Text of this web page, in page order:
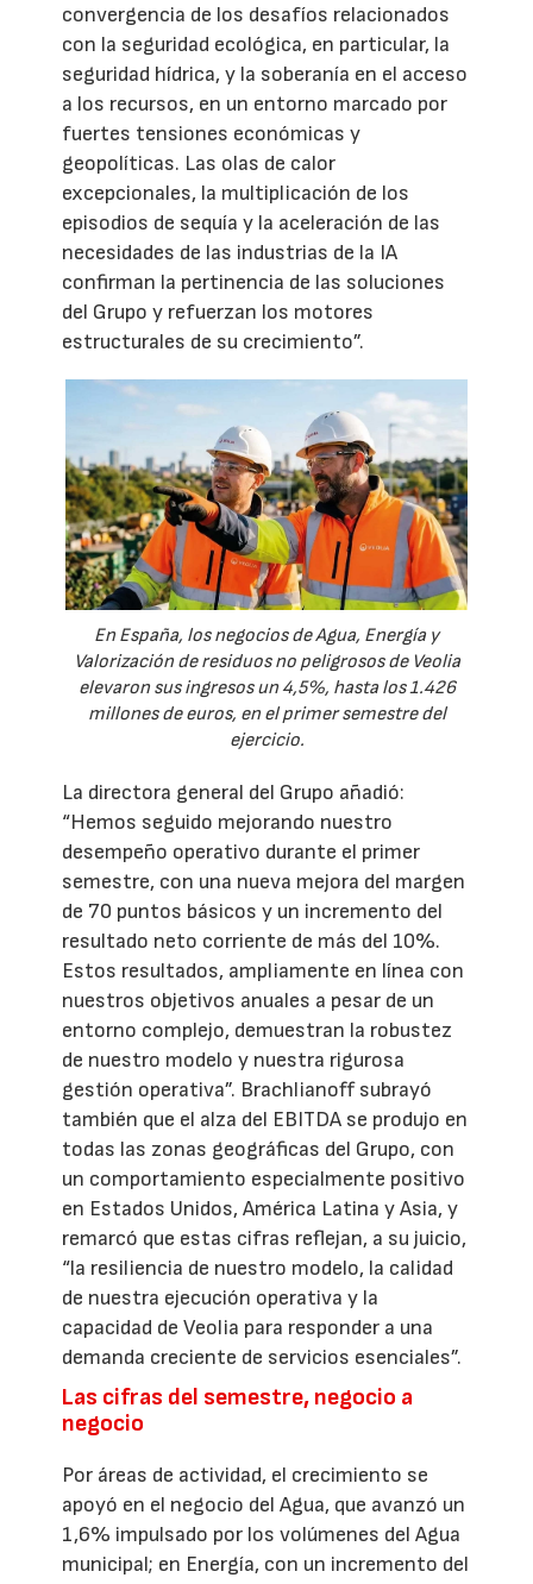
convergencia de los desafíos relacionados
con la seguridad ecológica, en particular, la
seguridad hídrica, y la soberanía en el acceso
a los recursos, en un entorno marcado por
fuertes tensiones económicas y
geopolíticas. Las olas de calor
excepcionales, la multiplicación de los
episodios de sequía y la aceleración de las
necesidades de las industrias de la IA
confirman la pertinencia de las soluciones
del Grupo y refuerzan los motores
estructurales de su crecimiento”.
En España, los negocios de Agua, Energía y
Valorización de residuos no peligrosos de Veolia
elevaron sus ingresos un 4,5%, hasta los 1.426
millones de euros, en el primer semestre del
ejercicio.
La directora general del Grupo añadió:
“Hemos seguido mejorando nuestro
desempeño operativo durante el primer
semestre, con una nueva mejora del margen
de 70 puntos básicos y un incremento del
resultado neto corriente de más del 10%.
Estos resultados, ampliamente en línea con
nuestros objetivos anuales a pesar de un
entorno complejo, demuestran la robustez
de nuestro modelo y nuestra rigurosa
gestión operativa”. Brachlianoff subrayó
también que el alza del EBITDA se produjo en
todas las zonas geográficas del Grupo, con
un comportamiento especialmente positivo
en Estados Unidos, América Latina y Asia, y
remarcó que estas cifras reflejan, a su juicio,
“la resiliencia de nuestro modelo, la calidad
de nuestra ejecución operativa y la
capacidad de Veolia para responder a una
demanda creciente de servicios esenciales”.
Las cifras del semestre, negocio a
negocio
Por áreas de actividad, el crecimiento se
apoyó en el negocio del Agua, que avanzó un
1,6% impulsado por los volúmenes del Agua
municipal; en Energía, con un incremento del